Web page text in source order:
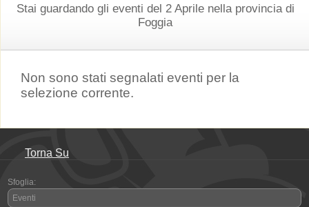
Stai guardando gli eventi del 2 Aprile nella provincia di
Foggia
Non sono stati segnalati eventi per la
selezione corrente.
Torna Su
Sfoglia:
Eventi